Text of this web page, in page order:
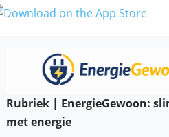
Rubriek | EnergieGewoon:
met energie